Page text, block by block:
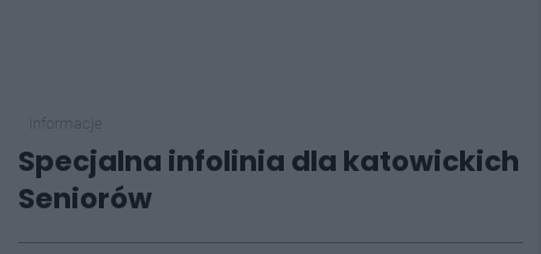
Specjalna infolinia dla katowickich
Seniorów